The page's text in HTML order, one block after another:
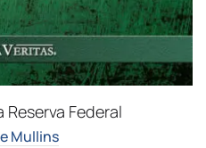
Federal
Mullins